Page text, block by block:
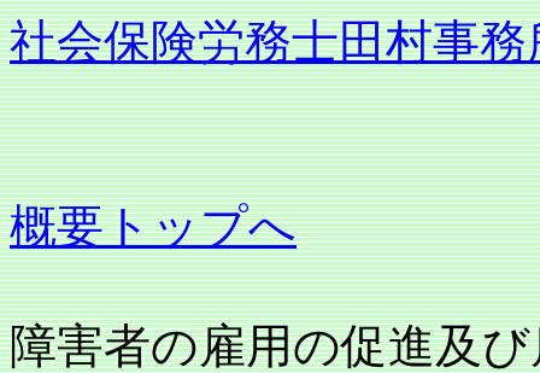
社会保険労務士田村事
概要トップへ
障害者の雇用の促進及